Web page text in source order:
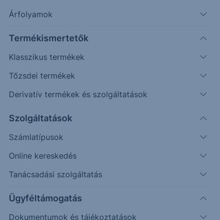
Árfolyamok
Termékismertetők
Klasszikus termékek
Tőzsdei termékek
Derivatív termékek és szolgáltatások
Szolgáltatások
Számlatípusok
Online kereskedés
Tanácsadási szolgáltatás
Ügyféltámogatás
Dokumentumok és tájékoztatások
Véletlenszerű Csökkenés
JPMorgan Chase & Co
Visszahívási korlát / Kupon korlát
One Star Effect korlát
100%
75%
125%